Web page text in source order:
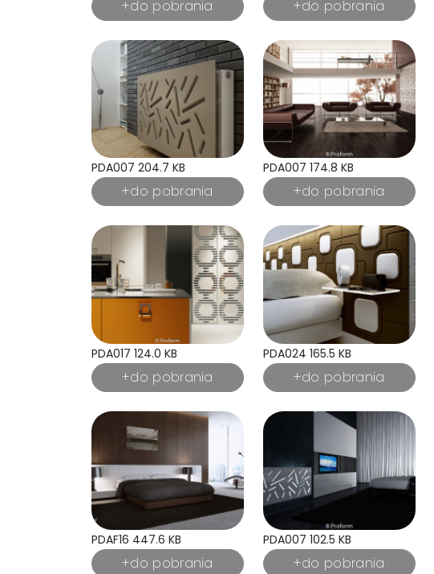
PDA007 204.7 KB PDA007 174.8 KB
PDA017 124.0 KB PDA024 165.5 KB
PDAF16 447.6 KB PDA007 102.5 KB